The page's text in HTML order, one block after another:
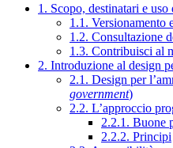
1. Scopo, destinatari e
1.1. Versionamento
1.2. Consultazione
1.3. Contribuisci al
2. Introduzione al design
2.1. Design per
government)
2.2. L’approccio
2.2.1. Buone
2.2.2. Principi